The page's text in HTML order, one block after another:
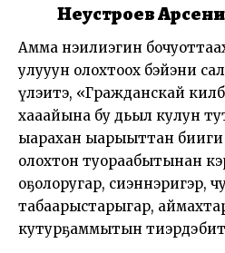
Неустроев
Амма нэһилиэгин
улууһун олохтоох бэйэни
үлэһитэ, «Гражданскай
хаһаайына бу дьыл кулун
ыарахан ыарыыттан
олохтон туораабытынан
оҕолоругар, сиэннэригэр,
табаарыстарыгар,
кутурҕаммытын